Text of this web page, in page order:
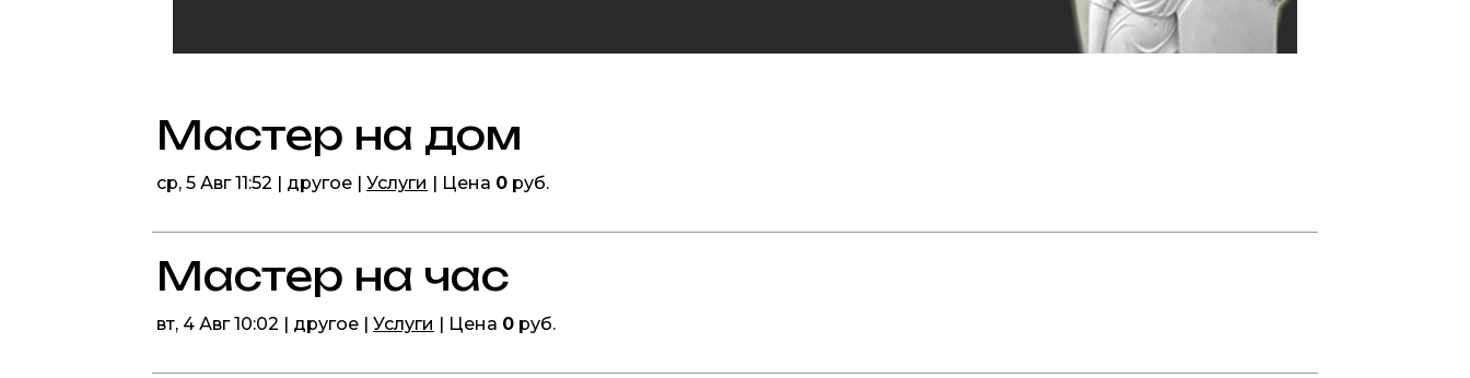
Мастер на дом
ср, 5 Авг 11:52 | другое | Услуги | Цена 0 руб.
Мастер на час
вт, 4 Авг 10:02 | другое | Услуги | Цена 0 руб.